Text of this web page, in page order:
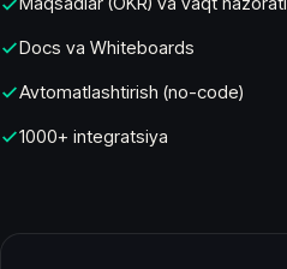
Docs va Whiteboards
Avtomatlashtirish (no-code)
1000+ integratsiya